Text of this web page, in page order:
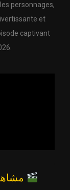
personnages,
et
captivant